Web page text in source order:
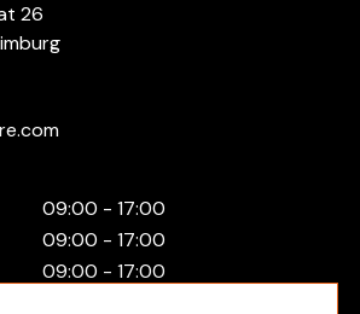
26
09:00 - 17:00
09:00 - 17:00
09:00 - 17:00